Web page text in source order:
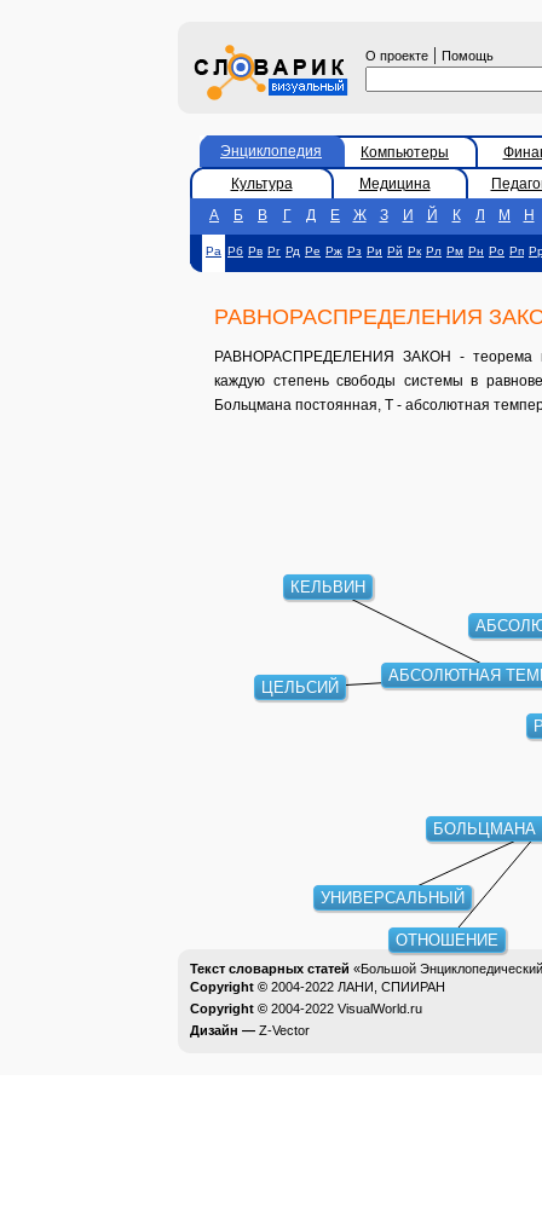
О проекте | Помощь
Энциклопедия Компьютеры
Культура
Медицина
А
Б В Г Д Е Ж З И Й К Л М Н
Ра Рб Рв Рг Рд Ре Рж Рз Ри Рй Рк Рл Рм Рн Ро Рп
РАВНОРАСПРЕДЕЛЕНИЯ
РАВНОРАСПРЕДЕЛЕНИЯ ЗАКОН - теорема
каждую степень свободы системы в
Больцмана постоянная, T - абсолютная
АБСОЛЮТНАЯ
БОЛЬЦМАНА
ЦЕЛЬСИЙ
КЕЛЬВИН
УНИВЕРСАЛЬНЫЙ
ОТНОШЕНИЕ
Текст словарных статей «Большой
Copyright © 2004-2022 ЛАНИ, СПИИРАН
Copyright © 2004-2022 VisualWorld.ru
Дизайн — Z-Vector